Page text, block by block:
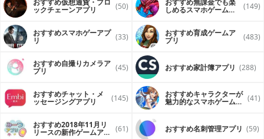
おすすめ仮想通貨・ブロ
ックチェーンアプリ (50) おすすめ無課金でも楽
しめるスマホゲームア (149)
おすすめスマホゲーアプ
リ (33) おすすめ育成ゲームア
プリ (483)
おすすめ自撮りカメラア
プリ (45) おすすめ家計簿アプリ (288)
おすすめチャット・メ
ッセージングアプリ (145) おすすめキャラクターが
魅力的なスマホゲームア (41)
おすすめ2018年11月リ
リースの新作ゲームアプ (61) おすすめ名刺管理アプリ (59)